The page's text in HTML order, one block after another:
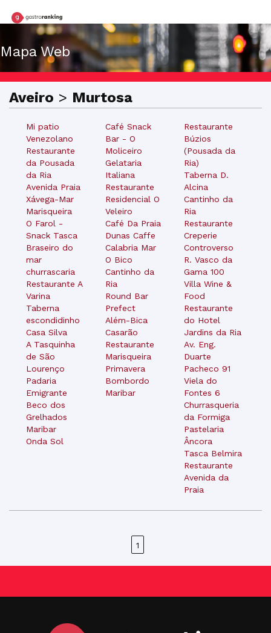
Mapa Web
Aveiro > Murtosa
Mi patio
Venezolano
Restaurante
da Pousada
da Ria
Avenida Praia
Xávega-Mar
Marisqueira
O Farol -
Snack Tasca
Braseiro do
mar
churrascaria
Restaurante A
Varina
Taberna
escondidinho
Casa Silva
A Tasquinha
de São
Lourenço
Padaria
Emigrante
Beco dos
Grelhados
Maribar
Onda Sol
Café Snack
Bar - O
Moliceiro
Gelataria
Italiana
Restaurante
Residencial O
Veleiro
Café Da Praia
Dunas Caffe
Calabria Mar
O Bico
Cantinho da
Ria
Round Bar
Prefect
Além-Bica
Casarão
Restaurante
Marisqueira
Primavera
Bombordo
Maribar
Restaurante
Búzios
(Pousada da
Ria)
Taberna D.
Alcina
Cantinho da
Ria
Restaurante
Creperie
Controverso
R. Vasco da
Gama 100
Villa Wine &
Food
Restaurante
do Hotel
Jardins da Ria
Av. Eng.
Duarte
Pacheco 91
Viela do
Fontes 6
Churrasqueria
da Formiga
Pastelaria
Âncora
Tasca Belmira
Restaurante
Avenida da
Praia
1